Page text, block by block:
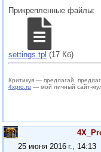
Прикрепленные файлы:
settings.tpl (17 Кб)
Критикуя — предлагай,
4xpro.ru — мой личный сайт-
25 июня 2016 г., 14:13